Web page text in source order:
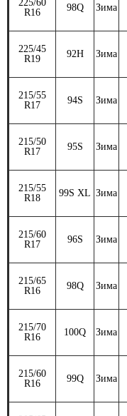
225/60
R16
98Q Зима
225/45
R19
92H Зима
215/55
R17
94S Зима
215/50
R17
95S Зима
215/55
R18
99S XL Зима
215/60
R17
96S Зима
215/65
R16
98Q Зима
215/70
R16
100Q Зима
215/60
R16
99Q Зима